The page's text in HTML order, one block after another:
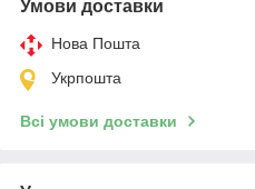
Умови доставки
Нова Пошта
Укрпошта
Всі умови доставки